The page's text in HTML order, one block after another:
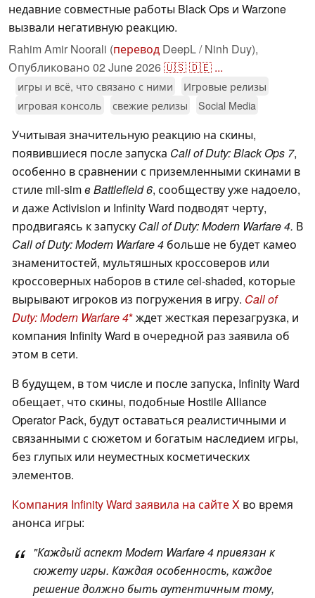
недавние совместные работы Black Ops и Warzone
вызвали негативную реакцию.
Rahim Amir Noorali (перевод DeepL / Ninh Duy),
Опубликовано 02 June 2026🇺🇸🇩🇪 ...
игры и всё, что связано с ними
Игровые релизы
игровая консоль
свежие релизы Social Media
Учитывая значительную реакцию на скины,
появившиеся после запуска Call of Duty: Black Ops 7,
особенно в сравнении с приземленными скинами в
стиле mil-simв Battlefield 6, сообществу уже надоело,
и даже Activision и Infinity Ward подводят черту,
продвигаясь к запуску Call of Duty: Modern Warfare 4. В
Call of Duty: Modern Warfare 4 больше не будет камео
знаменитостей, мультяшных кроссоверов или
кроссоверных наборов в стиле cel-shaded, которые
вырывают игроков из погружения в игру. Call of
Duty: Modern Warfare 4 ждет жесткая перезагрузка, и
компания Infinity Ward в очередной раз заявила об
этом в сети.
В будущем, в том числе и после запуска, Infinity Ward
обещает, что скины, подобные Hostile Alliance
Operator Pack, будут оставаться реалистичными и
связанными с сюжетом и богатым наследием игры,
без глупых или неуместных косметических
элементов.
Компания Infinity Ward заявила на сайте X во время
анонса игры:
"Каждый аспект Modern Warfare 4привязан к
сюжету игры. Каждая особенность, каждое
решение должно быть аутентичным тому,